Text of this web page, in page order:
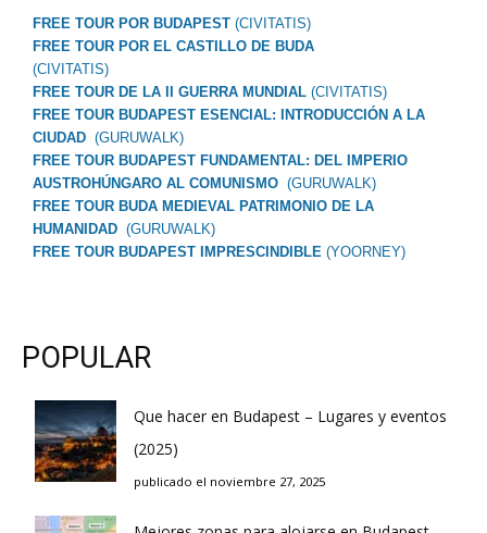
FREE TOUR POR BUDAPEST (CIVITATIS)
FREE TOUR POR EL CASTILLO DE BUDA
(CIVITATIS)
FREE TOUR DE LA II GUERRA MUNDIAL (CIVITATIS)
FREE TOUR BUDAPEST ESENCIAL: INTRODUCCIÓN A LA
CIUDAD (GURUWALK)
FREE TOUR BUDAPEST FUNDAMENTAL: DEL IMPERIO
AUSTROHÚNGARO AL COMUNISMO (GURUWALK)
FREE TOUR BUDA MEDIEVAL PATRIMONIO DE LA
HUMANIDAD (GURUWALK)
FREE TOUR BUDAPEST IMPRESCINDIBLE (YOORNEY)
POPULAR
Que hacer en Budapest – Lugares y eventos
(2025)
publicado el noviembre 27, 2025